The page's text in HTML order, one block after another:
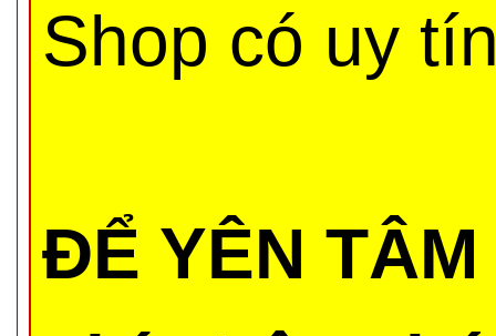
Shop có uy
ĐỂ YÊN